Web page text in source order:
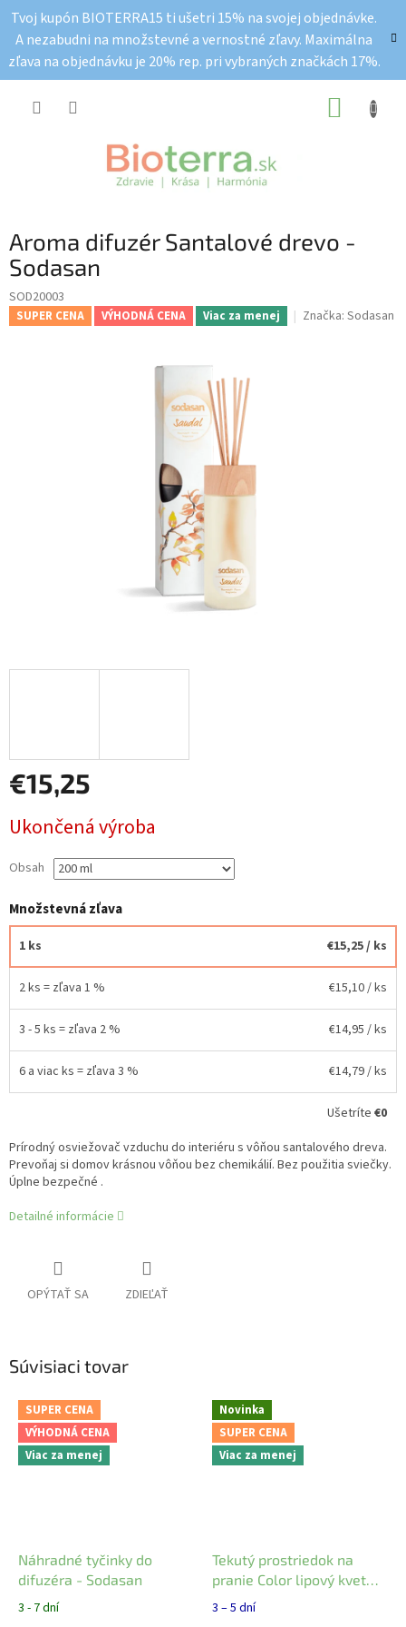
obsah
Tvoj kupón BIOTERRA15 ti ušetri 15% na svojej objednávke.
A nezabudni na množstevné a vernostné zľavy. Maximálna
zľava na objednávku je 20% rep. pri vybraných značkách 17%.
Aroma difuzér Santalové drevo -
Sodasan
SOD20003
SUPER CENA VÝHODNÁ CENA Viac za menej Značka: Sodasan
€15,25
cena:
Ukončená výroba
Obsah
Množstevná zľava
1 ks €15,25/ ks
2 ks = zľava 1 % €15,10/ ks
3 - 5 ks = zľava 2 % €14,95 / ks
6 a viac ks = zľava 3 % €14,79/ ks
Ušetríte €0
Prírodný osviežovač vzduchu do interiéru s vôňou santalového dreva.
Prevoňaj si domov krásnou vôňou bez chemikálií. Bez použitia sviečky.
Úplne bezpečné .
Detailné informácie
OPÝTAŤ SA ZDIEĽAŤ
Súvisiaci tovar
SUPER CENA
VÝHODNÁ CENA
Viac za menej
Náhradné tyčinky do
difuzéra - Sodasan
3 - 7 dní
Novinka
SUPER CENA
Viac za menej
Tekutý prostriedok na
pranie Color lipový kvet
Almawin 1,5 l
3 – 5 dní